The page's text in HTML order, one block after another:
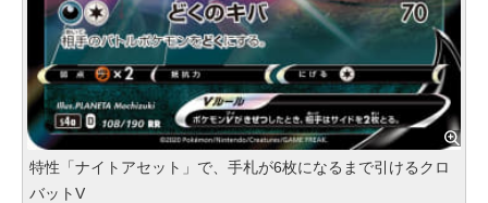
特性「ナイトアセット」で、手札が6枚になるまで引けるクロ
バットV